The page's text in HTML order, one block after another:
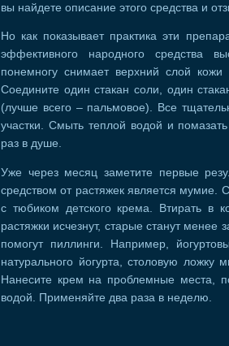
вы найдете описание этого средства и
Но как показывает практика эти
эффективного народного средства
понемногу снимает верхний слой
Соедините один стакан соли, один
(лучше всего – пальмовое). Все
участки. Смыть теплой водой и
раз в душе.
Уже через месяц заметите первые
средством от растяжек является
с тюбиком детского крема. Втирать в
растяжки исчезнут, старые станут
помогут пиллинги. Например,
натурального йогурта, столовую ложку
Нанесите крем на проблемные места,
водой. Применяйте два раза в неделю.